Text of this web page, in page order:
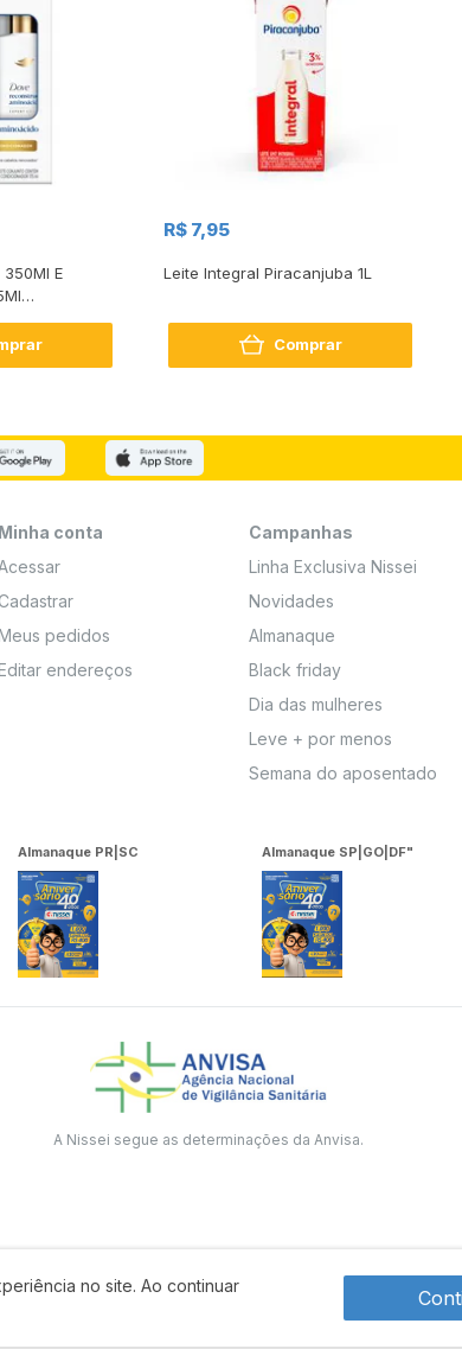
E
R$ 7,95
Leite Integral Piracanjuba 1L
Comprar
no site. Ao continuar
Minha conta
Cadastrar
pedidos
endereços
Campanhas
Linha Exclusiva Nissei
Novidades
Almanaque
Black friday
Dia das mulheres
Leve + por menos
Semana do aposentado
Almanaque PR|SC Almanaque SP|GO|DF"
A Nissei segue as determinações da Anvisa.
por: